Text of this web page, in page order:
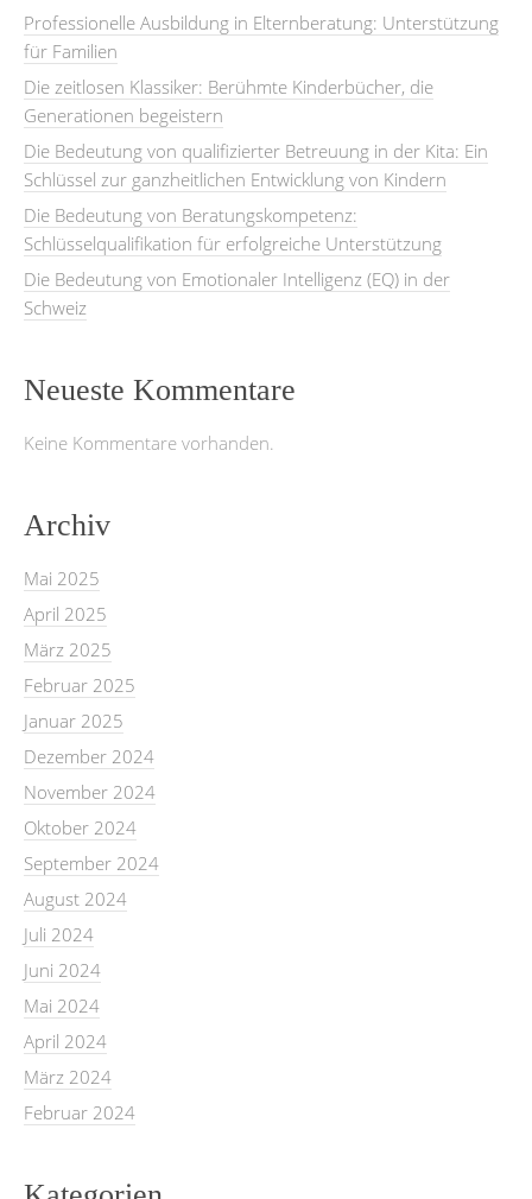
Professionelle Ausbildung in Elternberatung: Unterstützung
für Familien
Die zeitlosen Klassiker: Berühmte Kinderbücher, die
Generationen begeistern
Die Bedeutung von qualifizierter Betreuung in der Kita: Ein
Schlüssel zur ganzheitlichen Entwicklung von Kindern
Die Bedeutung von Beratungskompetenz:
Schlüsselqualifikation für erfolgreiche Unterstützung
Die Bedeutung von Emotionaler Intelligenz (EQ) in der
Schweiz
Neueste Kommentare
Keine Kommentare vorhanden.
Archiv
Mai 2025
April 2025
März 2025
Februar 2025
Januar 2025
Dezember 2024
November 2024
Oktober 2024
September 2024
August 2024
Juli 2024
Juni 2024
Mai 2024
April 2024
März 2024
Februar 2024